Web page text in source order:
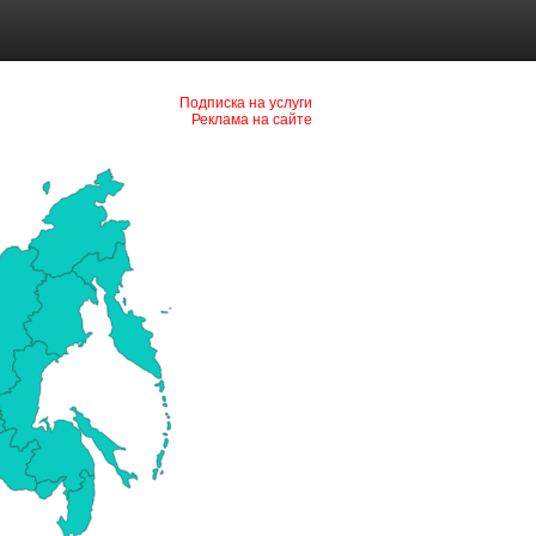
Подписка на услуги
Реклама на сайте